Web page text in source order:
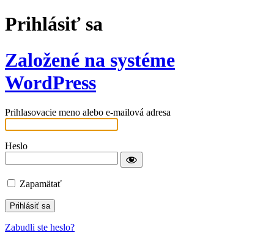
Prihlásiť sa
Založené na systéme
WordPress
Prihlasovacie meno alebo e-mailová adresa
Heslo
Zapamätať
Zabudli ste heslo?